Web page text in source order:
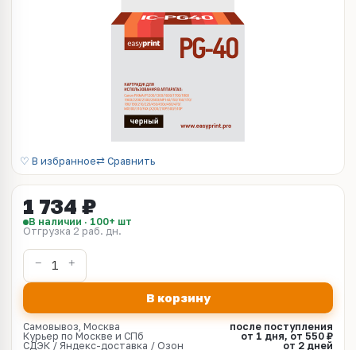
♡ В избранное⇄ Сравнить
1 734 ₽
В наличии · 100+ шт
Отгрузка 2 раб. дн.
В корзину
Самовывоз, Москва
после поступления
Курьер по Москве и СПб
от 1 дня, от 550 ₽
СДЭК / Яндекс-доставка / Озон
от 2 дней